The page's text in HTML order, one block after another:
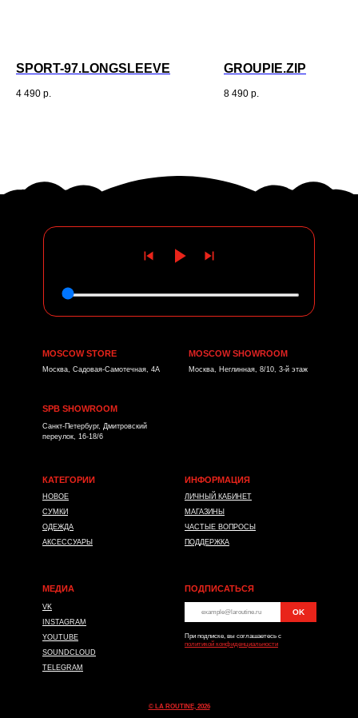
SPORT-97.LONGSLEEVE
4 490 р.
GROUPIE.ZIP
8 490 р.
MOSCOW STORE
Москва, Садовая-Самотечная, 4А
MOSCOW SHOWROOM
Москва, Неглинная, 8/10, 3-й этаж
SPB SHOWROOM
Санкт-Петербург, Дмитровский
переулок, 16-18/6
КАТЕГОРИИ
НОВОЕ
СУМКИ
ОДЕЖДА
АКСЕССУАРЫ
ЛИЧНЫЙ КАБИНЕТ
МАГАЗИНЫ
ЧАСТЫЕ ВОПРОСЫ
ПОДДЕРЖКА
ИНФОРМАЦИЯ
VK
INSTAGRAM
YOUTUBE
SOUNDCLOUD
TELEGRAM
При подписке, вы соглашаетесь с
политикой конфиденциальности
МЕДИА ПОДПИСАТЬСЯ
OK
© LA ROUTINE, 2026
*